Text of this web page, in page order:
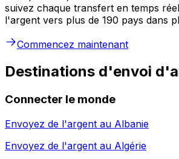
suivez chaque transfert en temps
l'argent vers plus de 190 pays dans
Commencez maintenant
Destinations d'envoi
Connecter le monde
Envoyez de l'argent au Albanie
Envoyez de l'argent au Algérie